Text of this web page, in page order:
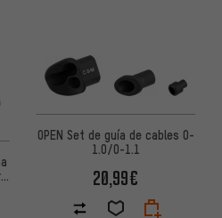
basada en 4 reseñas
OPEN Set de guía de cables O-
1.0/O-1.1
20,99€